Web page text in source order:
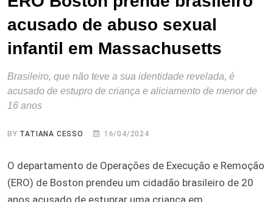
acusado de abuso sexual
infantil em Massachusetts
Brasileiro, que não teve a sua identidade revelada, é
acusado de estupro de criança e aliciamento de menor de
16 anos
BY TATIANA CESSO 16/04/2024
O departamento de Operações de Execução e Remoção
(ERO) de Boston prendeu um cidadão brasileiro de 20
anos acusado de estuprar uma criança em